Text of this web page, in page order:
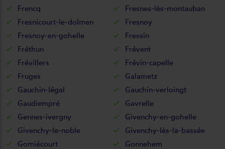
Frencq
Fresnes-lès-montauban
Fresnicourt-le-dolmen
Fresnoy
Fresnoy-en-gohelle
Fressin
Fréthun
Frévent
Frévillers
Frévin-capelle
Fruges
Galametz
Gauchin-légal
Gauchin-verloingt
Gaudiempré
Gavrelle
Gennes-ivergny
Givenchy-en-gohelle
Givenchy-le-noble
Givenchy-lès-la-bassée
Gomiécourt
Gonnehem